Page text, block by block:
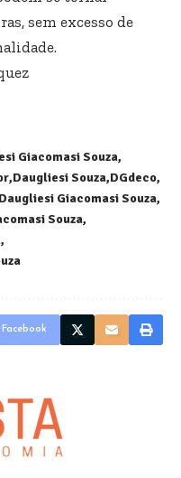
sem excesso de
Giacomasi Souza
Daugliesi Souza DGdeco
Giacomasi Souza
Souza
Facebook